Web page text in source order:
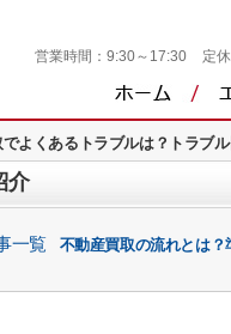
営業時間： 9:30～17:30 定
よくあるトラブルは？トラブ
介
一覧
不動産買取の流れとは？